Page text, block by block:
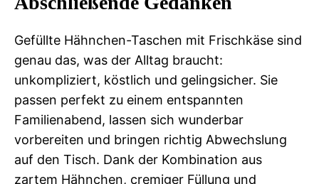
Gefüllte Hähnchen-Taschen mit Frischkäse sind
genau das, was der Alltag braucht:
unkompliziert, köstlich und gelingsicher. Sie
passen perfekt zu einem entspannten
Familienabend, lassen sich wunderbar
vorbereiten und bringen richtig Abwechslung
auf den Tisch. Dank der Kombination aus
zartem Hähnchen, cremiger Füllung und